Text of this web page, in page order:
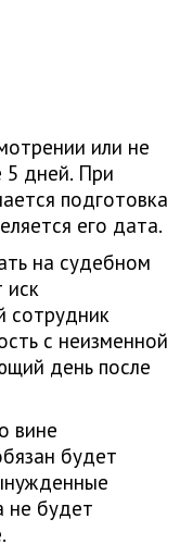
или не
5 дней. При
подготовка
его дата.
на судебном
иск
сотрудник
с неизменной
день после
вине
будет
не будет